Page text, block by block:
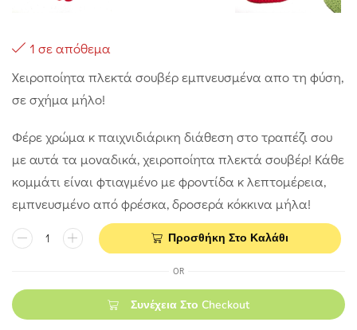
1 σε απόθεμα
Χειροποίητα πλεκτά σουβέρ εμπνευσμένα απο τη φύση,
σε σχήμα μήλο!
Φέρε χρώμα κ παιχνιδιάρικη διάθεση στο τραπέζι σου
με αυτά τα μοναδικά, χειροποίητα πλεκτά σουβέρ! Κάθε
κομμάτι είναι φτιαγμένο με φροντίδα κ λεπτομέρεια,
εμπνευσμένο από φρέσκα, δροσερά κόκκινα μήλα!
Προσθήκη Στο Καλάθι
OR
Συνέχεια Στο Checkout